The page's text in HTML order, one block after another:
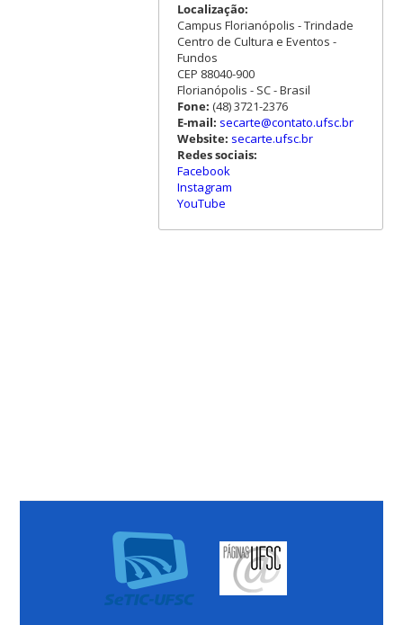
Localização:
Campus Florianópolis - Trindade
Centro de Cultura e Eventos -
Fundos
CEP 88040-900
Florianópolis - SC - Brasil
Fone: (48) 3721-2376
E-mail: secarte@contato.ufsc.br
Website: secarte.ufsc.br
Redes sociais:
Facebook
Instagram
YouTube